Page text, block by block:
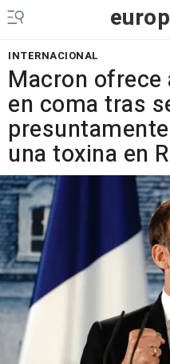
INTERNACIONAL
Macron ofrece
en coma tras
una toxina en